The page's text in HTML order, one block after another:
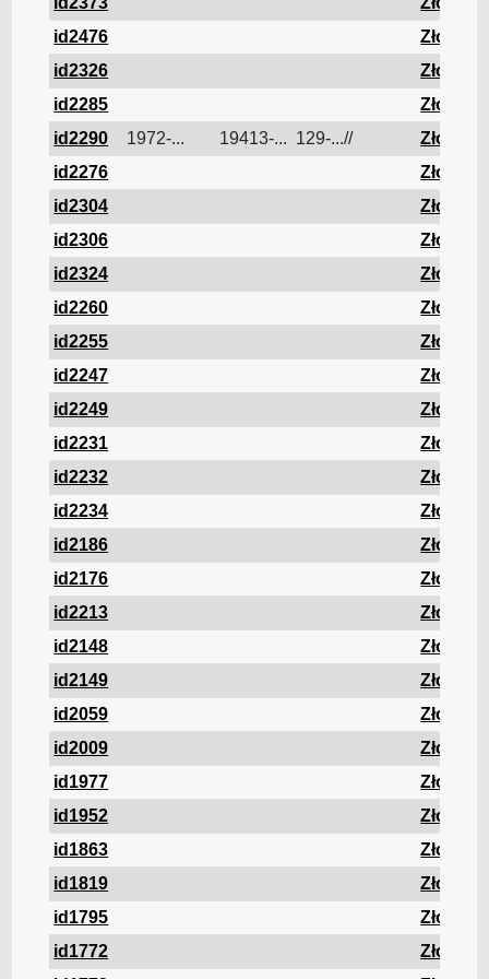
id2476
Złom
id2326
Złom
id2285
Złom
id2290
1972-... 19413-... 129-...//
Złom
id2276
Złom
id2304
Złom
id2306
Złom
id2324
Złom
id2260
Złom
id2255
Złom
id2247
Złom
id2249
Złom
id2231
Złom
id2232
Złom
id2234
Złom
id2186
Złom
id2176
Złom
id2213
Złom
id2148
Złom
id2149
Złom
id2059
Złom
id2009
Złom
id1977
Złom
id1952
Złom
id1863
Złom
id1819
Złom
id1795
Złom
id1772
Złom